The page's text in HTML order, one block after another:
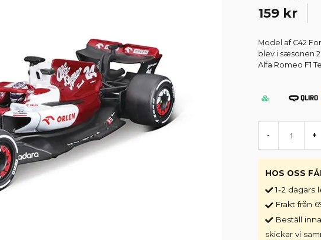
159 kr
Model af C42
blev i sæsonen
Alfa Romeo F1
- +
HOS OSS
1-2 dagars
Frakt från
Beställ
skickar vi